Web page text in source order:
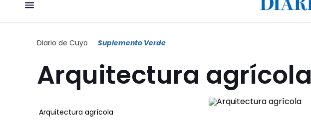
Diario de Cuyo Suplemento Verde
Arquitectura agrícola
Arquitectura agrícola